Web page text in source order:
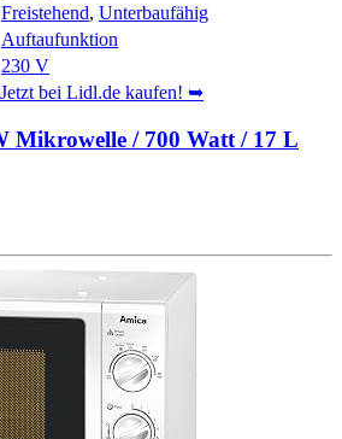
Freistehend, Unterbaufähig
Auftaufunktion
230 V
bei Lidl.de kaufen! ➥
Mikrowelle / 700 Watt / 17 L